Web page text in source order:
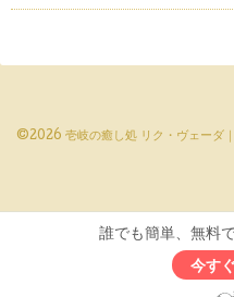
©2026 壱岐の癒し処 リク・ヴェーダ
誰でも簡単、無料
今す